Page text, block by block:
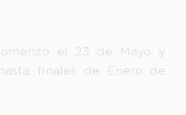
el 23 de Mayo y
finales de Enero de